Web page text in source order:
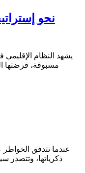
نحو
يشهد النظام
مسبوقة، فرضتها
عندما تتدفق الخواطر
ذكرياتها، وتتصدر